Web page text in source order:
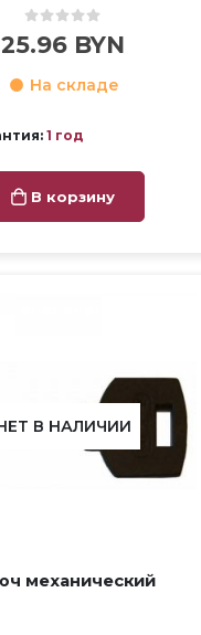
0 out of 5
25.96 BYN
На складе
1 год
В корзину
В НАЛИЧИИ
механический